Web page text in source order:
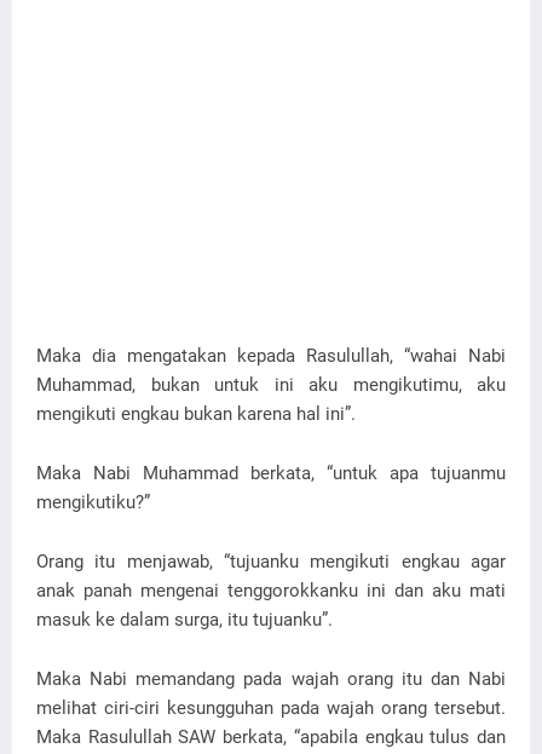
Maka dia mengatakan kepada Rasulullah, “wahai Nabi
Muhammad, bukan untuk ini aku mengikutimu, aku
mengikuti engkau bukan karena hal ini”.
Maka Nabi Muhammad berkata, “untuk apa tujuanmu
mengikutiku?”
Orang itu menjawab, “tujuanku mengikuti engkau agar
anak panah mengenai tenggorokkanku ini dan aku mati
masuk ke dalam surga, itu tujuanku”.
Maka Nabi memandang pada wajah orang itu dan Nabi
melihat ciri-ciri kesungguhan pada wajah orang tersebut.
Maka Rasulullah SAW berkata, “apabila engkau tulus dan